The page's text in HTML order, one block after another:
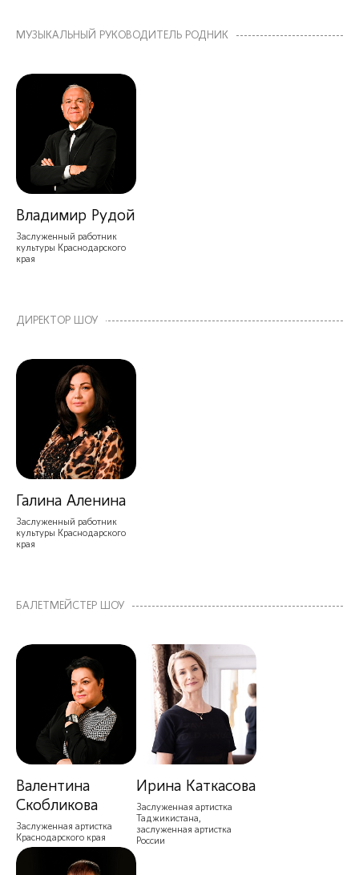
МУЗЫКАЛЬНЫЙ РУКОВОДИТЕЛЬ РОДНИК
Владимир Рудой
Заслуженный работник
культуры Краснодарского
края
ДИРЕКТОР ШОУ
Галина Аленина
Заслуженный работник
культуры Краснодарского
края
БАЛЕТМЕЙСТЕР ШОУ
Валентина
Скобликова
Заслуженная артистка
Краснодарского края
Ирина Каткасова
Заслуженная артистка
Таджикистана,
заслуженная артистка
России